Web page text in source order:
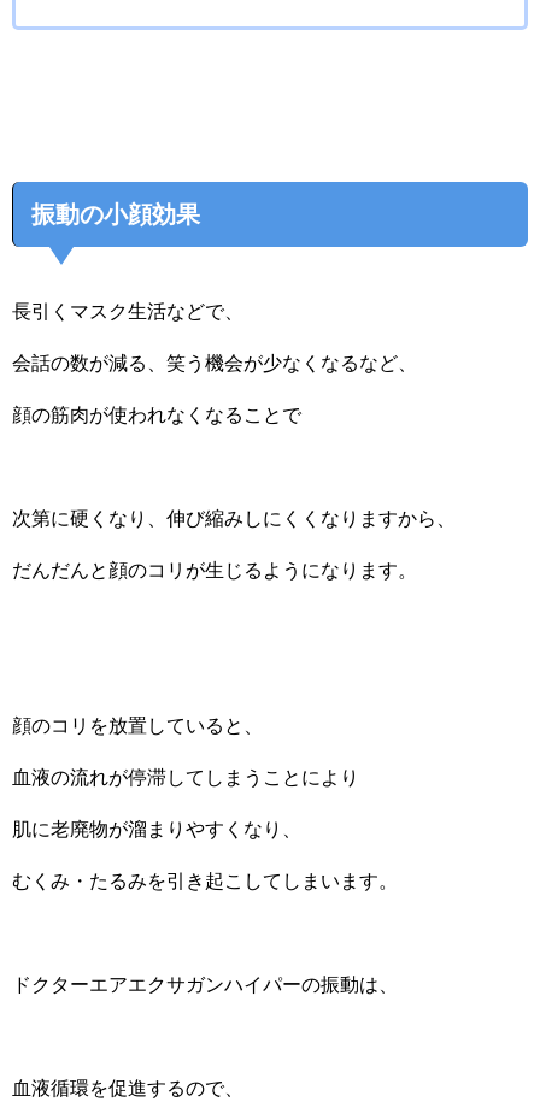
振動の小顔効果
長引くマスク生活などで、
会話の数が減る、笑う機会が少なくなるなど、
顔の筋肉が使われなくなることで
次第に硬くなり、伸び縮みしにくくなりますから、
だんだんと顔のコリが生じるようになります。
顔のコリを放置していると、
血液の流れが停滞してしまうことにより
肌に老廃物が溜まりやすくなり、
むくみ・たるみを引き起こしてしまいます。
ドクターエアエクサガンハイパーの振動は、
血液循環を促進するので、